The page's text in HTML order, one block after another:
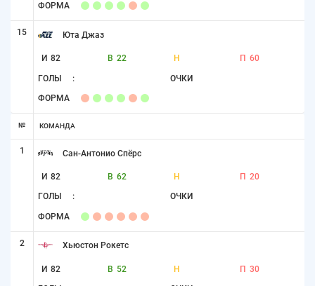
ФОРМА
15 Юта Джаз
И 82 В 22 Н П 60
ГОЛЫ : ОЧКИ
ФОРМА
№ КОМАНДА
1 Сан-Антонио Спёрс
И 82 В 62 Н П 20
ГОЛЫ : ОЧКИ
ФОРМА
2 Хьюстон Рокетс
И 82 В 52 Н П 30